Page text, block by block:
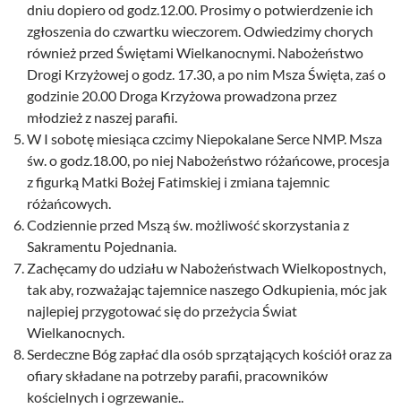
dniu dopiero od godz.12.00. Prosimy o potwierdzenie ich
zgłoszenia do czwartku wieczorem. Odwiedzimy chorych
również przed Świętami Wielkanocnymi. Nabożeństwo
Drogi Krzyżowej o godz. 17.30, a po nim Msza Święta, zaś o
godzinie 20.00 Droga Krzyżowa prowadzona przez
młodzież z naszej parafii.
W I sobotę miesiąca czcimy Niepokalane Serce NMP. Msza
św. o godz.18.00, po niej Nabożeństwo różańcowe, procesja
z figurką Matki Bożej Fatimskiej i zmiana tajemnic
różańcowych.
Codziennie przed Mszą św. możliwość skorzystania z
Sakramentu Pojednania.
Zachęcamy do udziału w Nabożeństwach Wielkopostnych,
tak aby, rozważając tajemnice naszego Odkupienia, móc jak
najlepiej przygotować się do przeżycia Świat
Wielkanocnych.
Serdeczne Bóg zapłać dla osób sprzątających kościół oraz za
ofiary składane na potrzeby parafii, pracowników
kościelnych i ogrzewanie..